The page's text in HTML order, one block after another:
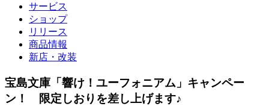
サービス
ショップ
リリース
商品情報
新店・改装
宝島文庫「響け！ユーフォニアム」キャンペー
ン！ 限定しおりを差し上げます♪